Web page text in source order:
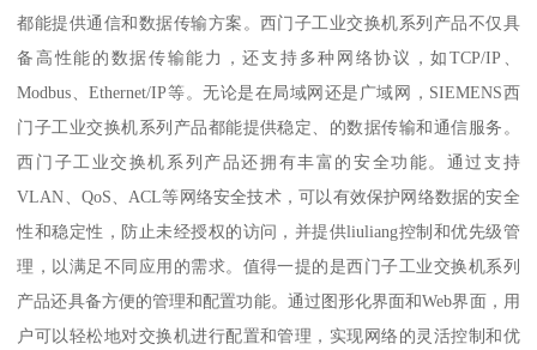
都能提供通信和数据传输方案。西门子工业交换机系列产品不仅具
备高性能的数据传输能力，还支持多种网络协议，如TCP/IP、
Modbus、Ethernet/IP等。无论是在局域网还是广域网，SIEMENS西
门子工业交换机系列产品都能提供稳定、的数据传输和通信服务。
西门子工业交换机系列产品还拥有丰富的安全功能。通过支持
VLAN、QoS、ACL等网络安全技术，可以有效保护网络数据的安全
性和稳定性，防止未经授权的访问，并提供liuliang控制和优先级管
理，以满足不同应用的需求。值得一提的是西门子工业交换机系列
产品还具备方便的管理和配置功能。通过图形化界面和Web界面，用
户可以轻松地对交换机进行配置和管理，实现网络的灵活控制和优